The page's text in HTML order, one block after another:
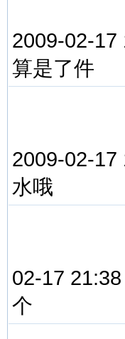
2009-02-17
算是了件
2009-02-17
水哦
02-17
个